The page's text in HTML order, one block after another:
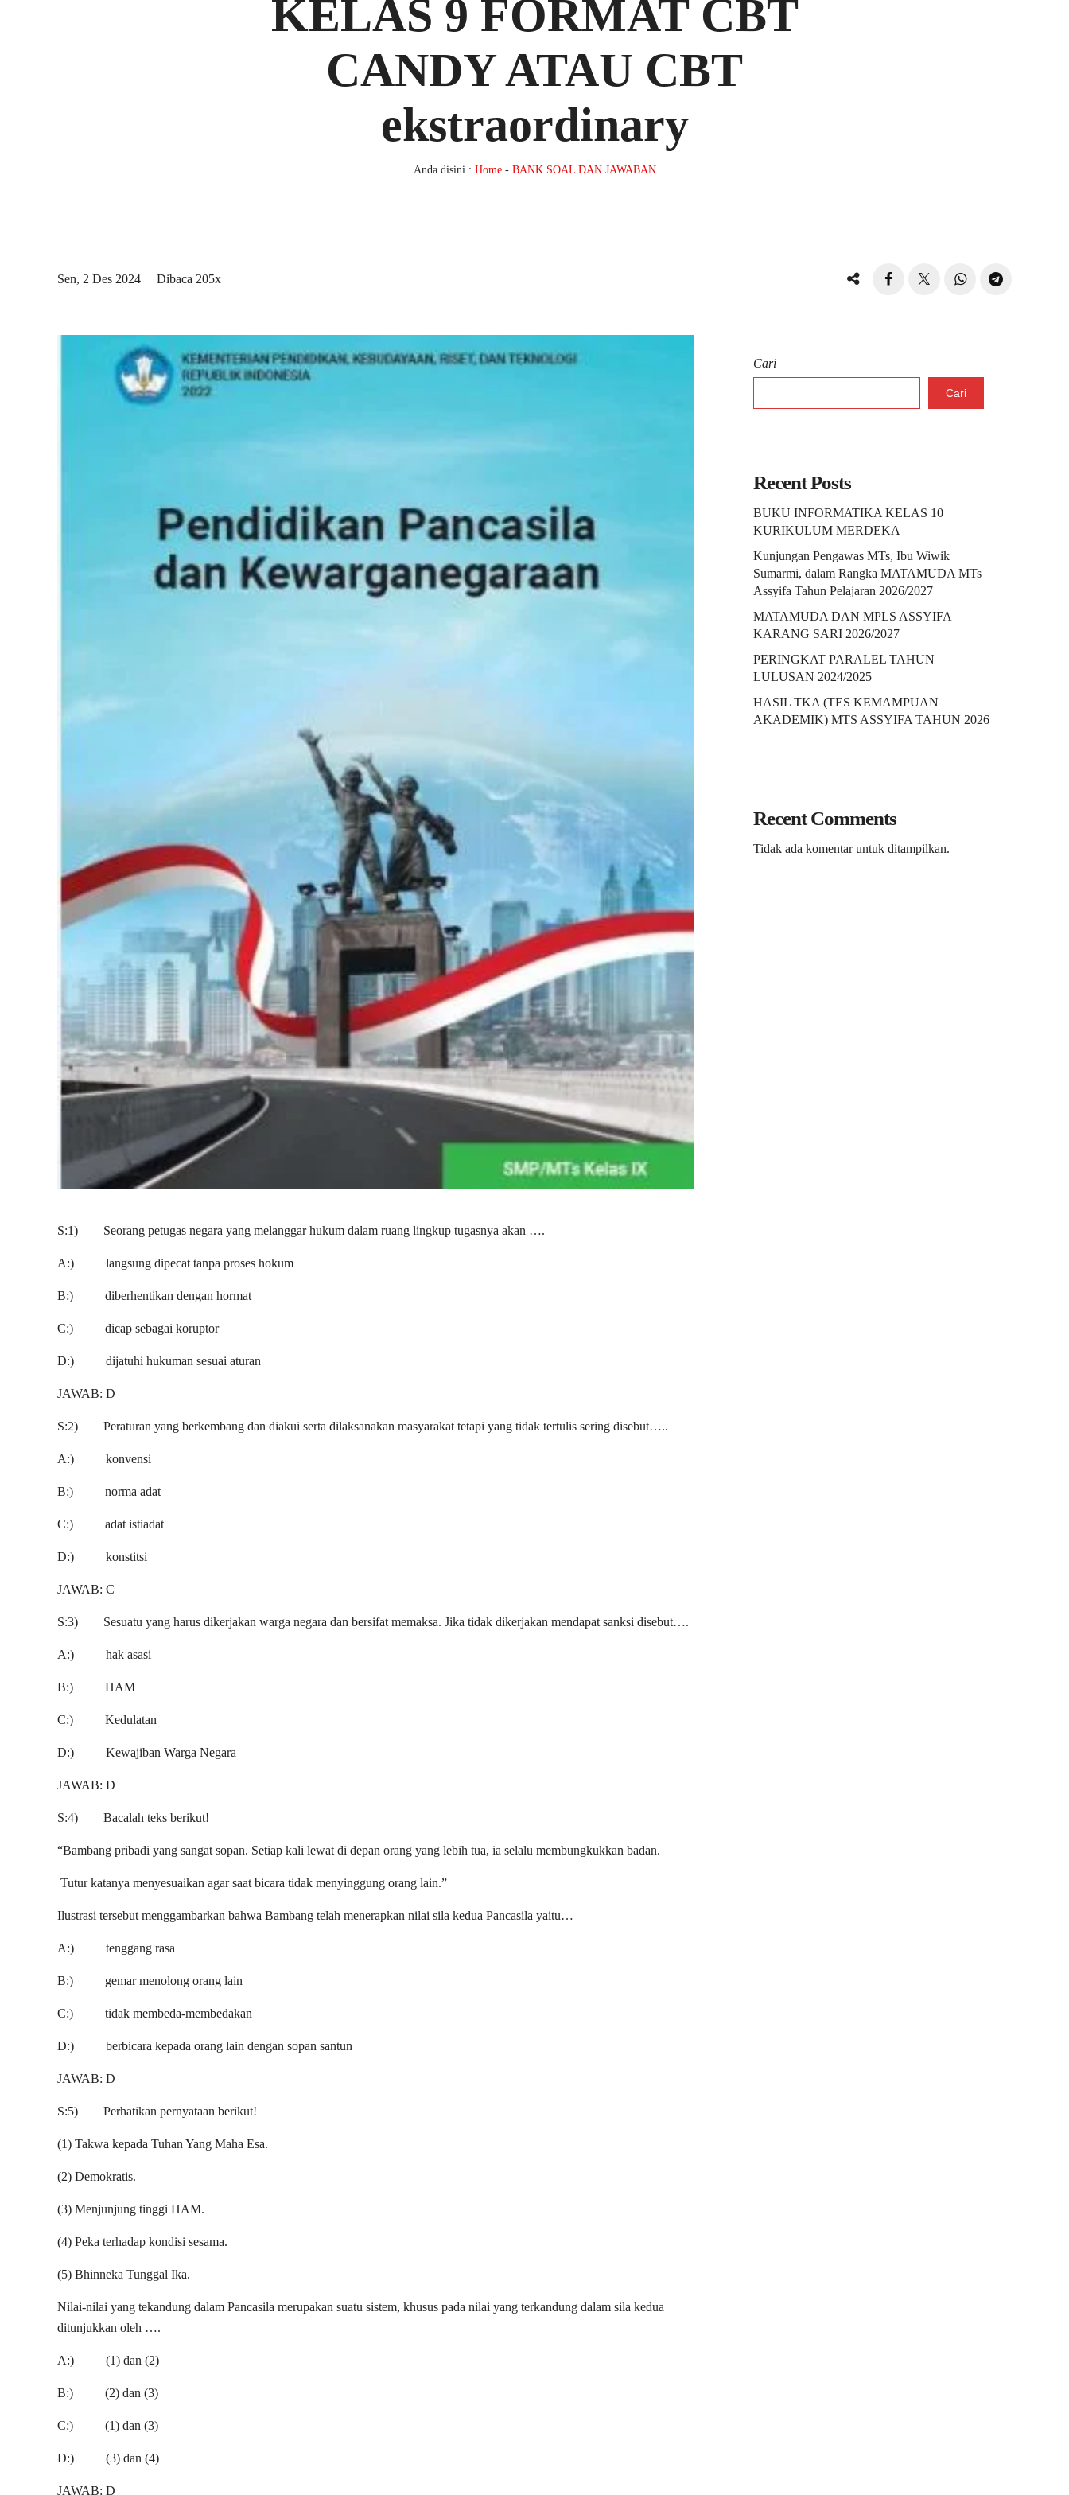
KELAS 9 FORMAT CBT
CANDY ATAU CBT
ekstraordinary
Anda disini : Home- BANK SOAL DAN JAWABAN
Sen, 2 Des 2024 Dibaca 205x
S:1) Seorang petugas negara yang melanggar hukum dalam ruang lingkup tugasnya akan ….
A:) langsung dipecat tanpa proses hokum
B:) diberhentikan dengan hormat
C:) dicap sebagai koruptor
D:) dijatuhi hukuman sesuai aturan
JAWAB: D
S:2) Peraturan yang berkembang dan diakui serta dilaksanakan masyarakat tetapi yang tidak tertulis sering disebut…..
A:) konvensi
B:) norma adat
C:) adat istiadat
D:) konstitsi
JAWAB: C
S:3) Sesuatu yang harus dikerjakan warga negara dan bersifat memaksa. Jika tidak dikerjakan mendapat sanksi disebut….
A:) hak asasi
B:) HAM
C:) Kedulatan
D:) Kewajiban Warga Negara
JAWAB: D
S:4) Bacalah teks berikut!
“Bambang pribadi yang sangat sopan. Setiap kali lewat di depan orang yang lebih tua, ia selalu membungkukkan badan.
Tutur katanya menyesuaikan agar saat bicara tidak menyinggung orang lain.”
Ilustrasi tersebut menggambarkan bahwa Bambang telah menerapkan nilai sila kedua Pancasila yaitu…
A:) tenggang rasa
B:) gemar menolong orang lain
C:) tidak membeda-membedakan
D:) berbicara kepada orang lain dengan sopan santun
JAWAB: D
S:5) Perhatikan pernyataan berikut!
(1) Takwa kepada Tuhan Yang Maha Esa.
(2) Demokratis.
(3) Menjunjung tinggi HAM.
(4) Peka terhadap kondisi sesama.
(5) Bhinneka Tunggal Ika.
Nilai-nilai yang tekandung dalam Pancasila merupakan suatu sistem, khusus pada nilai yang terkandung dalam sila kedua
ditunjukkan oleh ….
A:) (1) dan (2)
B:) (2) dan (3)
C:) (1) dan (3)
D:) (3) dan (4)
JAWAB: D
Cari
Cari
Recent Posts
BUKU INFORMATIKA KELAS 10
KURIKULUM MERDEKA
Kunjungan Pengawas MTs, Ibu Wiwik
Sumarmi, dalam Rangka MATAMUDA MTs
Assyifa Tahun Pelajaran 2026/2027
MATAMUDA DAN MPLS ASSYIFA
KARANG SARI 2026/2027
PERINGKAT PARALEL TAHUN
LULUSAN 2024/2025
HASIL TKA (TES KEMAMPUAN
AKADEMIK) MTS ASSYIFA TAHUN 2026
Recent Comments
Tidak ada komentar untuk ditampilkan.